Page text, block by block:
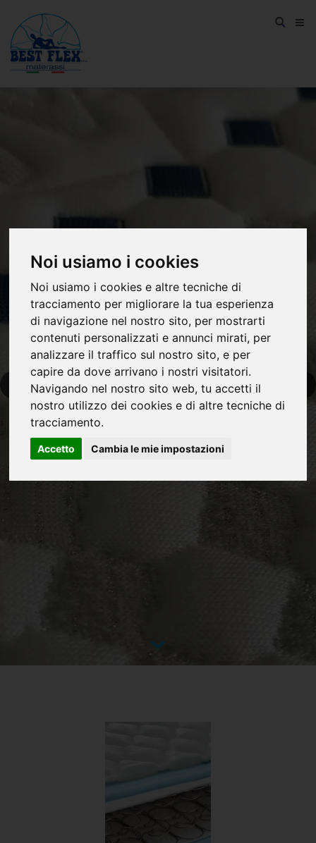
Noi usiamo i cookies
Noi usiamo i cookies e altre tecniche di
tracciamento per migliorare la tua esperienza
di navigazione nel nostro sito, per mostrarti
contenuti personalizzati e annunci mirati, per
analizzare il traffico sul nostro sito, e per
capire da dove arrivano i nostri visitatori.
Navigando nel nostro sito web, tu accetti il
nostro utilizzo dei cookies e di altre tecniche di
tracciamento.
Accetto Cambia le mie impostazioni
Best
Flex
Fabbrica artigiana materassi
​​​​​​​di ogni tipo e misura